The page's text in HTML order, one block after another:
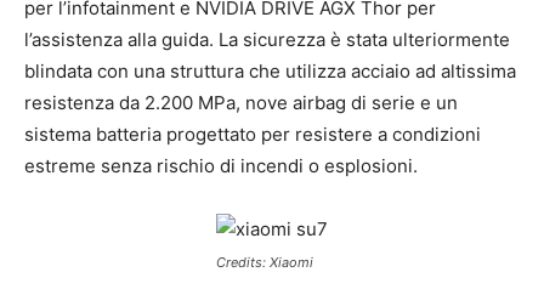
per l’infotainment e NVIDIA DRIVE AGX Thor per
l’assistenza alla guida. La sicurezza è stata ulteriormente
blindata con una struttura che utilizza acciaio ad altissima
resistenza da 2.200 MPa, nove airbag di serie e un
sistema batteria progettato per resistere a condizioni
estreme senza rischio di incendi o esplosioni.
Credits: Xiaomi